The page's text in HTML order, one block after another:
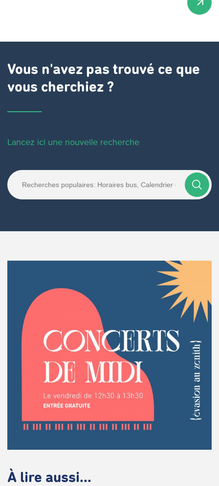
Vous n'avez pas trouvé ce que
vous cherchiez ?
Lancez ici une nouvelle recherche
À lire aussi...